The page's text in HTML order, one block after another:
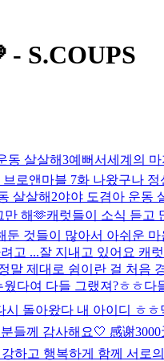
S.COUPS
동 살살해3예뻐서세계의
브로앤마블 7화 나왔구나
살살해2야야 도겸아 운동
만 해🫶캐럿들이 소식 듣고
것들이 많아서 아쉬운
고 ...잘 지내고 있어요 캐
제대로 쉼이란 걸 처음
웠다여 다들 그랬져?ㅎㅎ다
시 돌아왔다 내 아이디 ㅎㅎ
들께 감사해요🤍 感谢
하고 행복하게 함께 서로